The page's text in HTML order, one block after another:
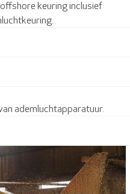
keuring inclusief
ademluchtapparatuur.